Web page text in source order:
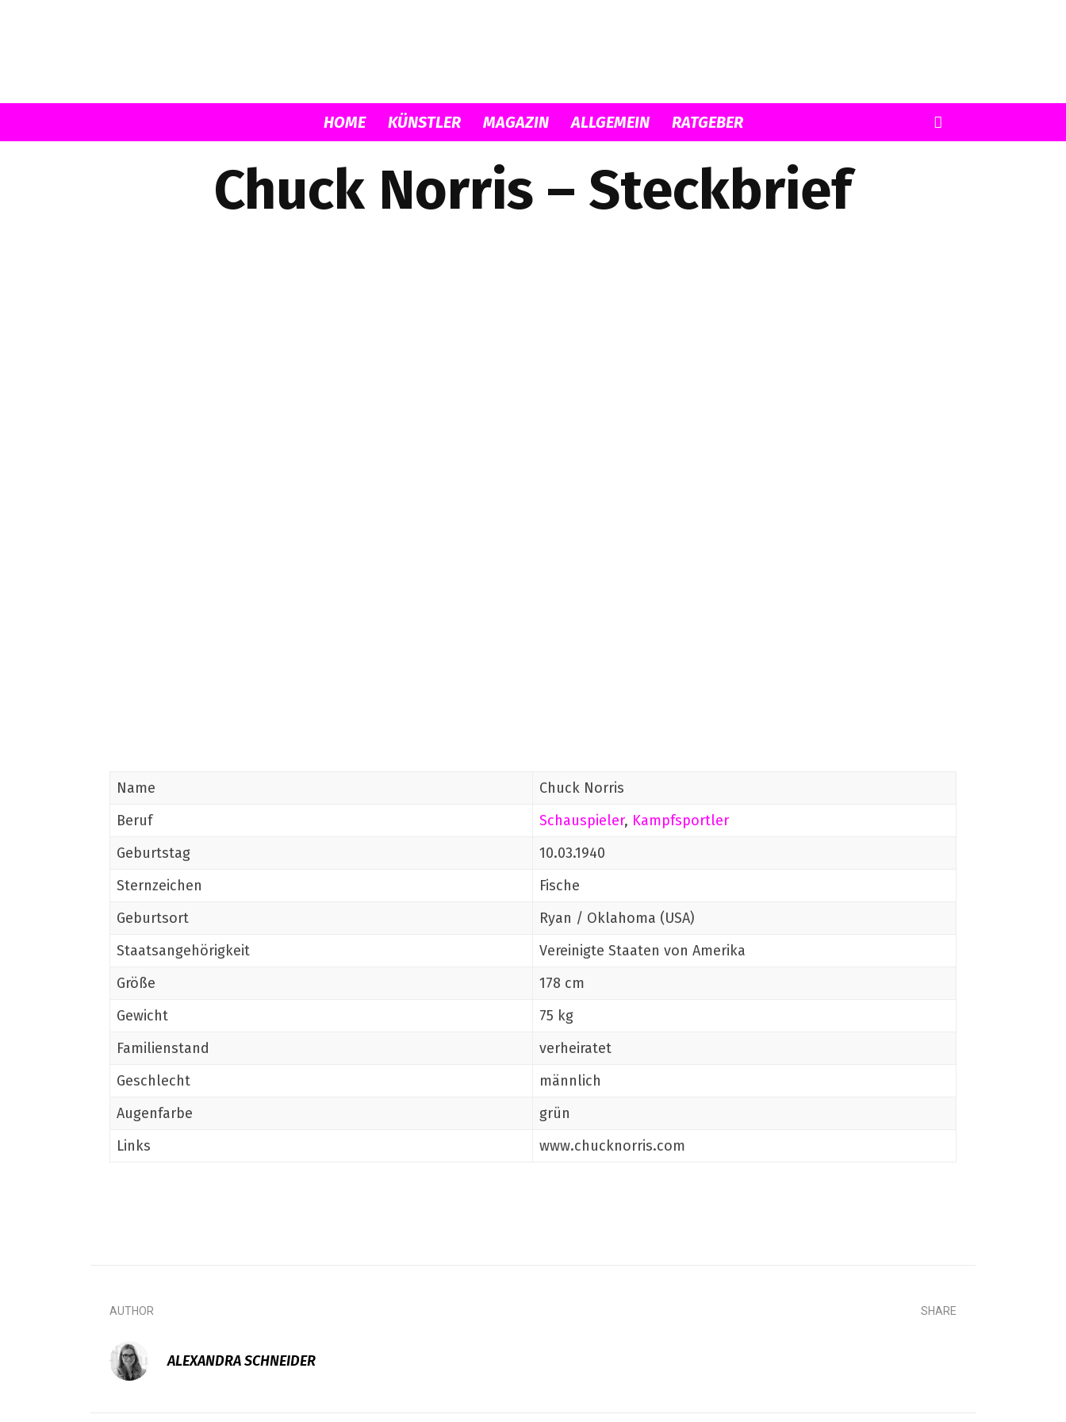
Musicload
HOME KÜNSTLER MAGAZIN ALLGEMEIN RATGEBER
Chuck Norris – Steckbrief
Name
Chuck Norris
Beruf
Schauspieler, Kampfsportler
Geburtstag
10.03.1940
Sternzeichen
Fische
Geburtsort
Ryan / Oklahoma (USA)
Staatsangehörigkeit
Vereinigte Staaten von Amerika
Größe
178 cm
Gewicht
75 kg
Familienstand
verheiratet
Geschlecht
männlich
Augenfarbe
grün
Links
www.chucknorris.com
AUTHOR
ALEXANDRA SCHNEIDER
SHARE